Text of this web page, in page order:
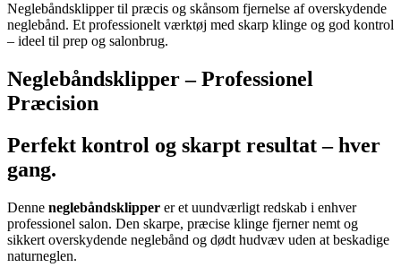
Neglebåndsklipper til præcis og skånsom fjernelse af overskydende
neglebånd. Et professionelt værktøj med skarp klinge og god kontrol
– ideel til prep og salonbrug.
Neglebåndsklipper – Professionel
Præcision
Perfekt kontrol og skarpt resultat – hver
gang.
Denne neglebåndsklipper er et uundværligt redskab i enhver
professionel salon. Den skarpe, præcise klinge fjerner nemt og
sikkert overskydende neglebånd og dødt hudvæv uden at beskadige
naturneglen.